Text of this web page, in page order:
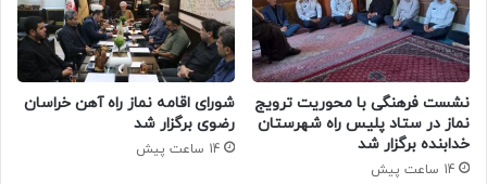
نشست فرهنگی با محوریت ترویج
نماز در ستاد پلیس راه شهرستان
خدابنده برگزار شد
14 ساعت پیش
شورای اقامه نماز راه آهن خراسان
رضوی برگزار شد
14 ساعت پیش